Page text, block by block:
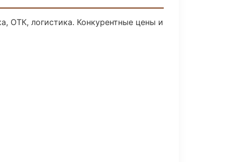
ОТК, логистика. Конкурентные цены и